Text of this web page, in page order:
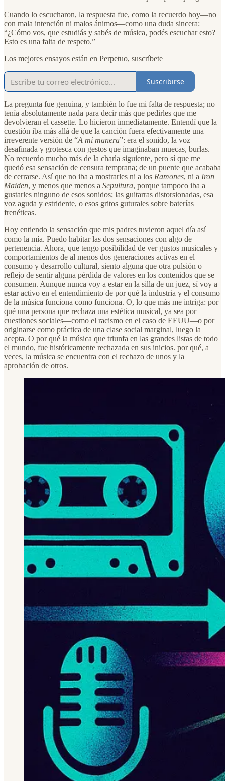
Cuando lo escucharon, la respuesta fue, como la recuerdo hoy—no
con mala intención ni malos ánimos—como una duda sincera:
“¿Cómo vos, que estudiás y sabés de música, podés escuchar esto?
Esto es una falta de respeto.”
Los mejores ensayos están en Perpetuo, suscríbete
Suscribirse
La pregunta fue genuina, y también lo fue mi falta de respuesta; no
tenía absolutamente nada para decir más que pedirles que me
devolvieran el cassette. Lo hicieron inmediatamente. Entendí que la
cuestión iba más allá de que la canción fuera efectivamente una
irreverente versión de “A mi manera”: era el sonido, la voz
desafinada y grotesca con gestos que imaginaban muecas, burlas.
No recuerdo mucho más de la charla siguiente, pero sí que me
quedó esa sensación de censura temprana; de un puente que acababa
de cerrarse. Así que no iba a mostrarles ni a los Ramones, ni a Iron
Maiden, y menos que menos a Sepultura, porque tampoco iba a
gustarles ninguno de esos sonidos; las guitarras distorsionadas, esa
voz aguda y estridente, o esos gritos guturales sobre baterías
frenéticas.
Hoy entiendo la sensación que mis padres tuvieron aquel día así
como la mía. Puedo habitar las dos sensaciones con algo de
pertenencia. Ahora, que tengo posibilidad de ver gustos musicales y
comportamientos de al menos dos generaciones activas en el
consumo y desarrollo cultural, siento alguna que otra pulsión o
reflejo de sentir alguna pérdida de valores en los contenidos que se
consumen. Aunque nunca voy a estar en la silla de un juez, sí voy a
estar activo en el entendimiento de por qué la industria y el consumo
de la música funciona como funciona. O, lo que más me intriga: por
qué una persona que rechaza una estética musical, ya sea por
cuestiones sociales—como el racismo en el caso de EEUU—o por
originarse como práctica de una clase social marginal, luego la
acepta. O por qué la música que triunfa en las grandes listas de todo
el mundo, fue históricamente rechazada en sus inicios. por qué, a
veces, la música se encuentra con el rechazo de unos y la
aprobación de otros.